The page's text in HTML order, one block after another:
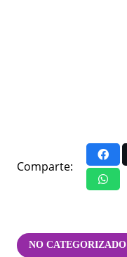
Comparte:
NO CATEGORIZADO